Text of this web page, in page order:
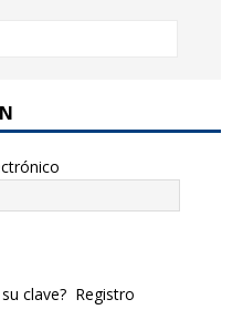
clave? Registro